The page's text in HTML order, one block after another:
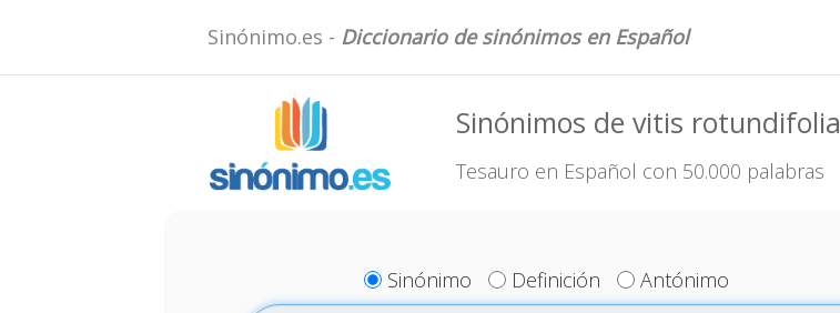
Sinónimo.es - Diccionario de sinónimos en Español
Sinónimos de vitis rotundifolia
Tesauro en Español con 50.000 palabras
Sinónimo Definición Antónimo